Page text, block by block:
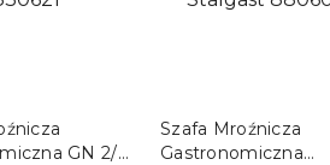
GN 2/1
KOSZYKA
Szafa Mroźnicza
Gastronomiczna
DO KOSZYKA